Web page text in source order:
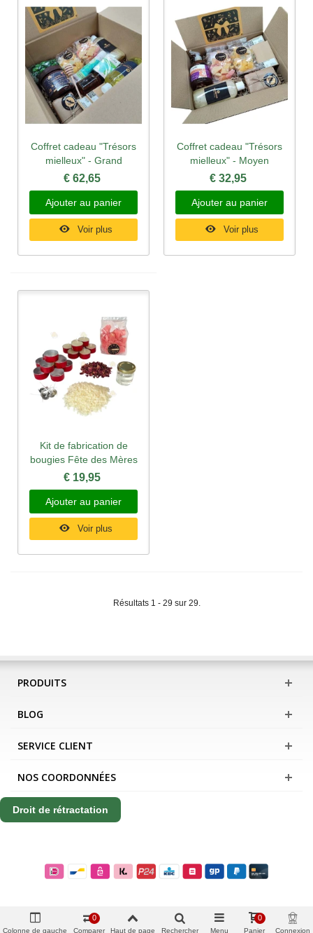
Coffret cadeau "Trésors
mielleux" - Grand
€ 62,65
Ajouter au panier
Voir plus
Coffret cadeau "Trésors
mielleux" - Moyen
€ 32,95
Ajouter au panier
Voir plus
Kit de fabrication de
bougies Fête des Mères
€ 19,95
Ajouter au panier
Voir plus
Résultats 1 - 29 sur 29.
PRODUITS
BLOG
SERVICE CLIENT
NOS COORDONNÉES
Droit de rétractation
Colonne de gauche Comparer
0
Haut de page Rechercher Menu Panier
0
Connexion